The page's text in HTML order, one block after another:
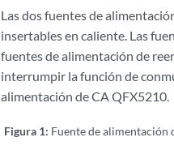
Las dos fuentes de
insertables en caliente. Las
fuentes de alimentación de
interrumpir la función de
alimentación de CA QFX5210.
Figura 1: Fuente de alimentación